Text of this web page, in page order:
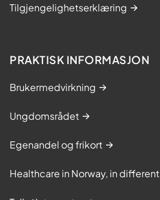
Tilgjengelighetserklæring
PRAKTISK INFORMASJON
Brukermedvirkning
Ungdomsrådet
Egenandel og frikort
Healthcare in Norway, in